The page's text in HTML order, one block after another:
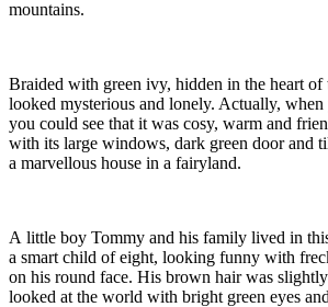
mountains.
Braided with green ivy, hidden in the heart
looked mysterious and lonely. Actually, when
you could see that it was cosy, warm and
with its large windows, dark green door and
a marvellous house in a fairyland.
A little boy Tommy and his family lived in
a smart child of eight, looking funny with
on his round face. His brown hair was
looked at the world with bright green eyes